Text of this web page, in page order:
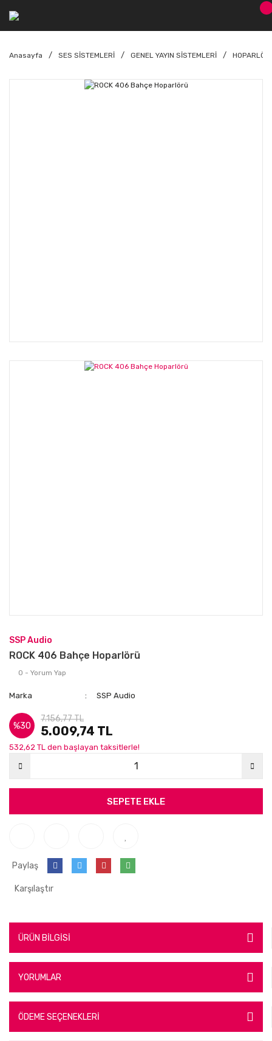
Anasayfa SES SİSTEMLERİ GENEL YAYIN SİSTEMLERİ
SSP Audio
ROCK 406 Bahçe Hoparlörü
0 - Yorum Yap
Marka SSP Audio
%30
7.156,77 TL
5.009,74 TL
532,62 TL den başlayan taksitlerle!
SEPETE EKLE
Paylaş
Karşılaştır
ÜRÜN BİLGİSİ
YORUMLAR
ÖDEME SEÇENEKLERİ